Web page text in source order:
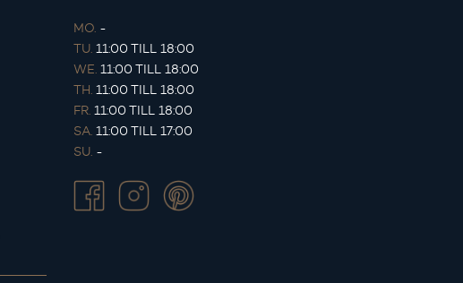
MO. -
TU. 11:00 TILL 18:00
WE. 11:00 TILL 18:00
TH. 11:00 TILL 18:00
FR. 11:00 TILL 18:00
SA. 11:00 TILL 17:00
SU. -